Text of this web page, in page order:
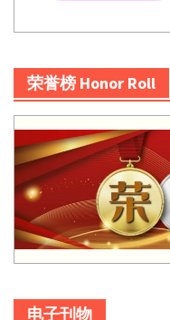
荣誉榜 Honor Roll
电子刊物